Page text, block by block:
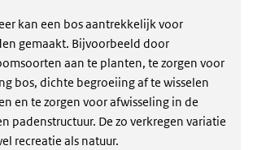
kan een bos aantrekkelijk voor
gemaakt. Bijvoorbeeld door
aan te planten, te zorgen voor
bos, dichte begroeiing af te wisselen
en te zorgen voor afwisseling in de
padenstructuur. De zo verkregen variatie
recreatie als natuur.